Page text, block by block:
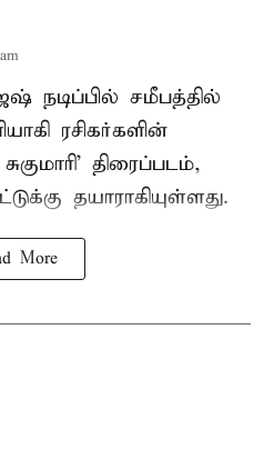
நடிப்பில் சமீபத்தில்
ரசிகர்களின்
திரைப்படம்,
தயாராகியுள்ளது.
More